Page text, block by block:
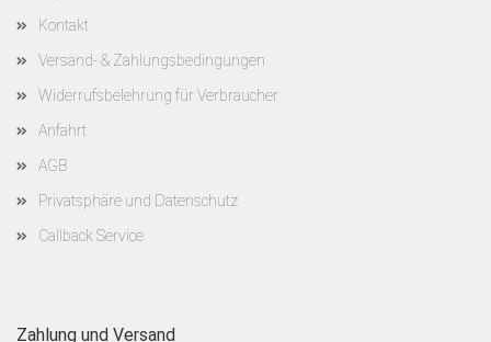
Kontakt
Versand- & Zahlungsbedingungen
Widerrufsbelehrung für Verbraucher
Anfahrt
AGB
Privatsphäre und Datenschutz
Callback Service
Zahlung und Versand